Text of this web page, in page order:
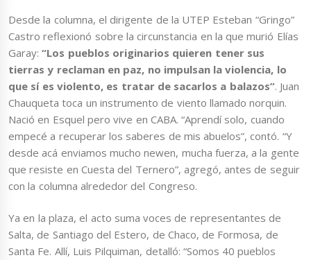
Desde la columna, el dirigente de la UTEP Esteban “Gringo”
Castro reflexionó sobre la circunstancia en la que murió Elías
Garay:“Los pueblos originarios quieren tener sus
tierras y reclaman en paz, no impulsan la violencia, lo
que sí es violento, es tratar de sacarlos a balazos”. Juan
Chauqueta toca un instrumento de viento llamado norquin.
Nació en Esquel pero vive en CABA. “Aprendí solo, cuando
empecé a recuperar los saberes de mis abuelos”, contó. “Y
desde acá enviamos mucho newen, mucha fuerza, a la gente
que resiste en Cuesta del Ternero”, agregó, antes de seguir
con la columna alrededor del Congreso.
Ya en la plaza, el acto suma voces de representantes de
Salta, de Santiago del Estero, de Chaco, de Formosa, de
Santa Fe. Allí, Luis Pilquiman, detalló: “Somos 40 pueblos